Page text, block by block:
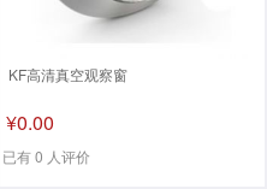
KF高清真空观察窗
¥0.00
已有 0 人评价